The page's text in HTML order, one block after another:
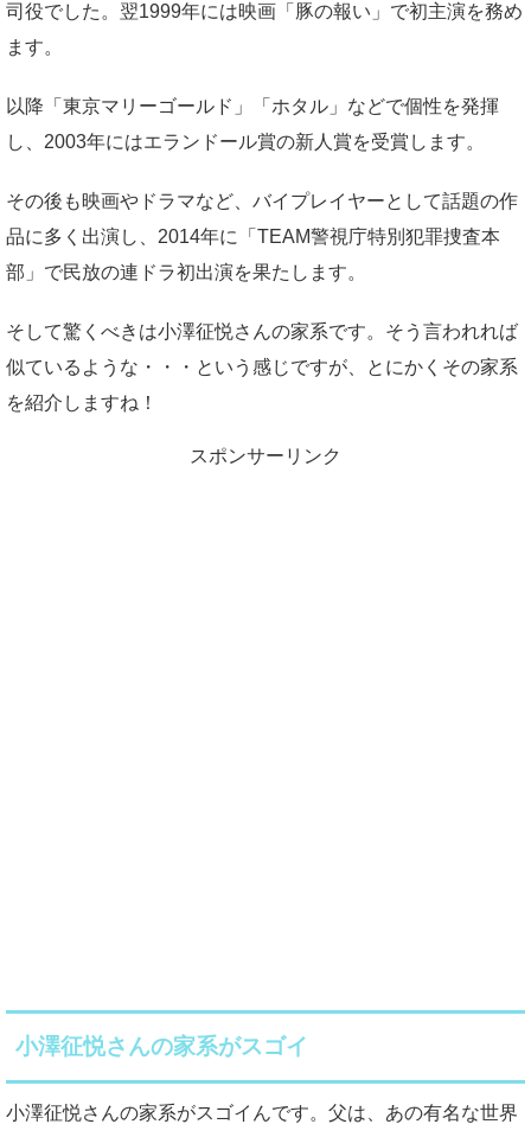
司役でした。翌1999年には映画「豚の報い」で初主演を務め
ます。
以降「東京マリーゴールド」「ホタル」などで個性を発揮
し、2003年にはエランドール賞の新人賞を受賞します。
その後も映画やドラマなど、バイプレイヤーとして話題の作
品に多く出演し、2014年に「TEAM警視庁特別犯罪捜査本
部」で民放の連ドラ初出演を果たします。
そして驚くべきは小澤征悦さんの家系です。そう言われれば
似ているような・・・という感じですが、とにかくその家系
を紹介しますね！
スポンサーリンク
小澤征悦さんの家系がスゴイ
小澤征悦さんの家系がスゴイんです。父は、あの有名な世界